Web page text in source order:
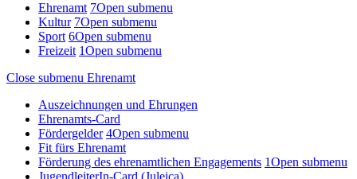
Ehrenamt 7Open submenu
Kultur 7Open submenu
Sport 6Open submenu
Freizeit 1Open submenu
Close submenu Ehrenamt
Auszeichnungen und Ehrungen
Ehrenamts-Card
Fördergelder 4Open submenu
Fit fürs Ehrenamt
Förderung des ehrenamtlichen Engagements 1Open submenu
JugendleiterIn-Card (Juleica)